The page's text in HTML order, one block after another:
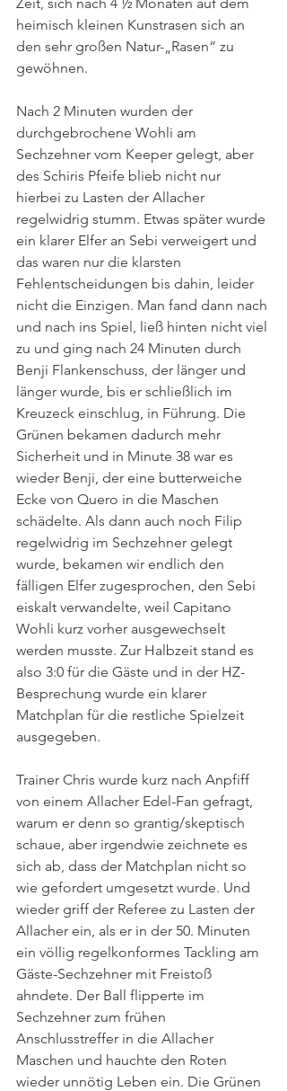
heimisch kleinen Kunstrasen sich an
den sehr großen Natur-„Rasen“ zu
gewöhnen.
Nach 2 Minuten wurden der
durchgebrochene Wohli am
Sechzehner vom Keeper gelegt, aber
des Schiris Pfeife blieb nicht nur
hierbei zu Lasten der Allacher
regelwidrig stumm. Etwas später wurde
ein klarer Elfer an Sebi verweigert und
das waren nur die klarsten
Fehlentscheidungen bis dahin, leider
nicht die Einzigen. Man fand dann nach
und nach ins Spiel, ließ hinten nicht viel
zu und ging nach 24 Minuten durch
Benji Flankenschuss, der länger und
länger wurde, bis er schließlich im
Kreuzeck einschlug, in Führung. Die
Grünen bekamen dadurch mehr
Sicherheit und in Minute 38 war es
wieder Benji, der eine butterweiche
Ecke von Quero in die Maschen
schädelte. Als dann auch noch Filip
regelwidrig im Sechzehner gelegt
wurde, bekamen wir endlich den
fälligen Elfer zugesprochen, den Sebi
eiskalt verwandelte, weil Capitano
Wohli kurz vorher ausgewechselt
werden musste. Zur Halbzeit stand es
also 3:0 für die Gäste und in der HZ-
Besprechung wurde ein klarer
Matchplan für die restliche Spielzeit
ausgegeben.
Trainer Chris wurde kurz nach Anpfiff
von einem Allacher Edel-Fan gefragt,
warum er denn so grantig/skeptisch
schaue, aber irgendwie zeichnete es
sich ab, dass der Matchplan nicht so
wie gefordert umgesetzt wurde. Und
wieder griff der Referee zu Lasten der
Allacher ein, als er in der 50. Minuten
ein völlig regelkonformes Tackling am
Gäste-Sechzehner mit Freistoß
ahndete. Der Ball flipperte im
Sechzehner zum frühen
Anschlusstreffer in die Allacher
Maschen und hauchte den Roten
wieder unnötig Leben ein. Die Grünen